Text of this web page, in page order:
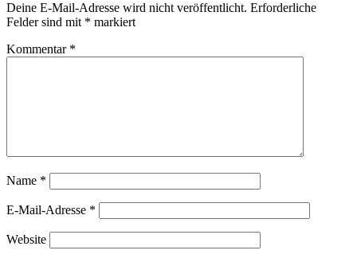
Deine E-Mail-Adresse wird nicht veröffentlicht. Erforderliche
Felder sind mit * markiert
Kommentar *
Name *
E-Mail-Adresse *
Website